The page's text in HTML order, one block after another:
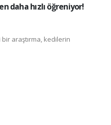
daha hızlı öğreniyor!
bir araştırma, kedilerin